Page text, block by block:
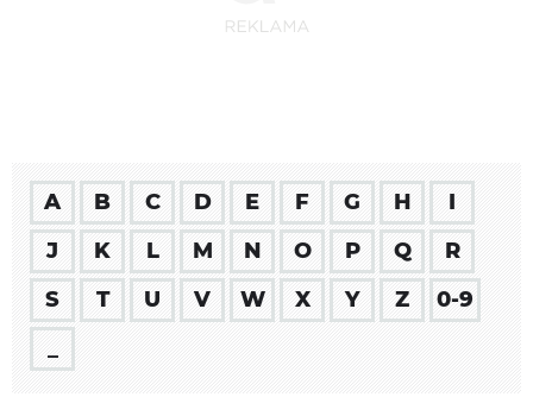
A B C D E F G H
I
J
K L M N O P Q
R
S
T U V W X Y Z
0-9